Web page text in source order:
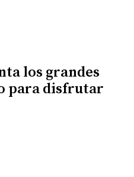
los grandes
para disfrutar